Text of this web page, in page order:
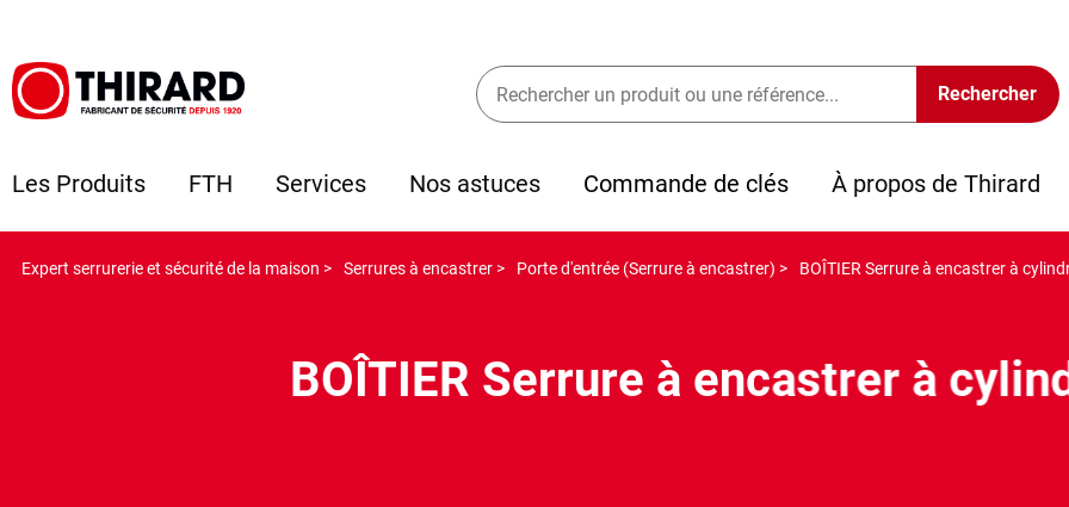
Les Produits FTH Services Nos astuces Commande de clés À propos de Thirard
Expert serrurerie et sécurité de la maison > Serrures à encastrer > Porte d'entrée (Serrure à encastrer) > BOÎTIER Serrure à encastrer à
BOÎTIER Serrure à encastrer à